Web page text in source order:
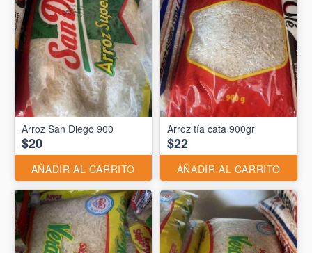
Arroz San Diego 900
$20
AÑADIR AL CARRITO
Arroz tía cata 900gr
$22
AÑADIR AL CARRITO